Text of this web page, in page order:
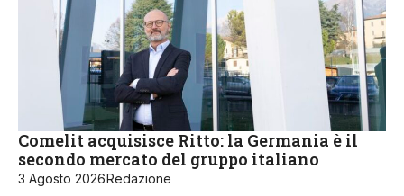
Comelit acquisisce Ritto: la Germania è il
secondo mercato del gruppo italiano
3 Agosto 2026Redazione